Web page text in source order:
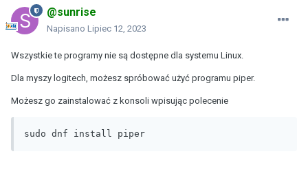
@sunrise
Napisano Lipiec 12, 2023
Wszystkie te programy nie są dostępne dla systemu Linux.
Dla myszy logitech, możesz spróbować użyć programu piper.
Możesz go zainstalować z konsoli wpisując polecenie
sudo dnf install piper